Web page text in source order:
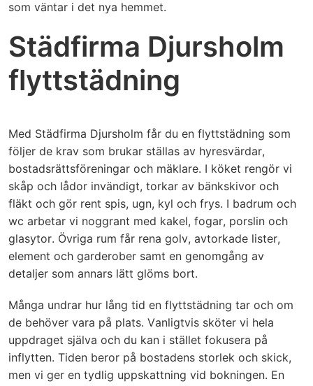
som väntar i det nya hemmet.
Städfirma Djursholm
flyttstädning
Med Städfirma Djursholm får du en flyttstädning som
följer de krav som brukar ställas av hyresvärdar,
bostadsrättsföreningar och mäklare. I köket rengör vi
skåp och lådor invändigt, torkar av bänkskivor och
fläkt och gör rent spis, ugn, kyl och frys. I badrum och
wc arbetar vi noggrant med kakel, fogar, porslin och
glasytor. Övriga rum får rena golv, avtorkade lister,
element och garderober samt en genomgång av
detaljer som annars lätt glöms bort.
Många undrar hur lång tid en flyttstädning tar och om
de behöver vara på plats. Vanligtvis sköter vi hela
uppdraget själva och du kan i stället fokusera på
inflytten. Tiden beror på bostadens storlek och skick,
men vi ger en tydlig uppskattning vid bokningen. En